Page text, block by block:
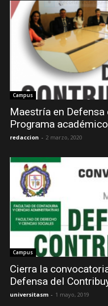
Campus
Maestría en
Programa
redaccion - 2 marzo, 2020
Campus
Cierra la
Defensa del
universitasm - 1 mayo, 2019